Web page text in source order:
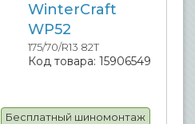
WinterCraft
WP52
175/70/R13 82T
Код товара: 15906549
Бесплатный шиномонтаж